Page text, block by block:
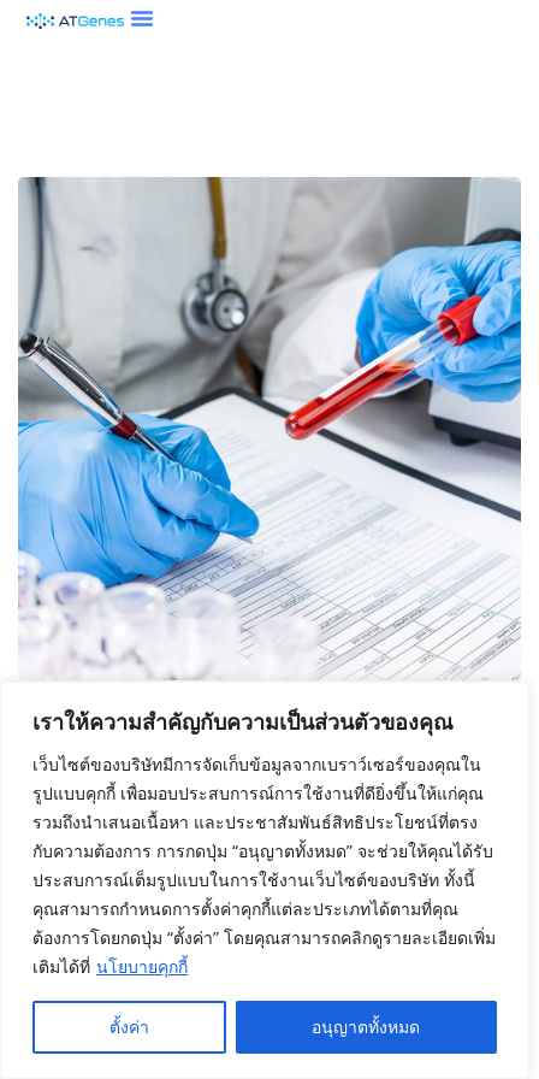
เราให้ความสำคัญกับความเป็นส่วนตัวของคุณ
เว็บไซต์ของบริษัทมีการจัดเก็บข้อมูลจากเบราว์เซอร์ของคุณใน
รูปแบบคุกกี้ เพื่อมอบประสบการณ์การใช้งานที่ดียิ่งขึ้นให้แก่คุณ
รวมถึงนำเสนอเนื้อหา และประชาสัมพันธ์สิทธิประโยชน์ที่ตรง
กับความต้องการ การกดปุ่ม “อนุญาตทั้งหมด” จะช่วยให้คุณได้รับ
ประสบการณ์เต็มรูปแบบในการใช้งานเว็บไซต์ของบริษัท ทั้งนี้
คุณสามารถกำหนดการตั้งค่าคุกกี้แต่ละประเภทได้ตามที่คุณ
ต้องการโดยกดปุ่ม “ตั้งค่า” โดยคุณสามารถคลิกดูรายละเอียดเพิ่ม
เติมได้ที่ นโยบายคุกกี้
ตั้งค่า อนุญาตทั้งหมด